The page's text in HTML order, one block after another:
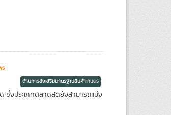
ด้านการส่งเสริมมาตรฐานสินค้าเกษตร
ซึ่งประเภทตลาดสดยังสามารถแบ่ง